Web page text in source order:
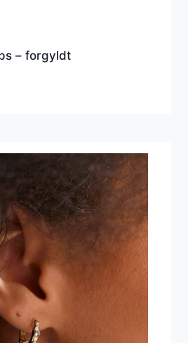
– forgyldt